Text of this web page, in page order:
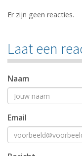
Er zijn geen reacties.
Laat een
Naam
Email